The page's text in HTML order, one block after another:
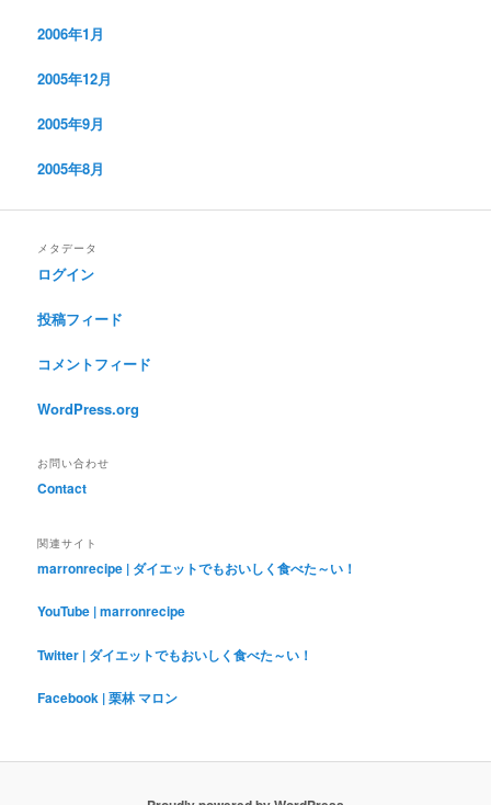
2006年1月
2005年12月
2005年9月
2005年8月
メタデータ
ログイン
投稿フィード
コメントフィード
WordPress.org
お問い合わせ
Contact
関連サイト
marronrecipe | ダイエットでもおいしく食べた～い！
YouTube | marronrecipe
Twitter | ダイエットでもおいしく食べた～い！
Facebook | 栗林 マロン